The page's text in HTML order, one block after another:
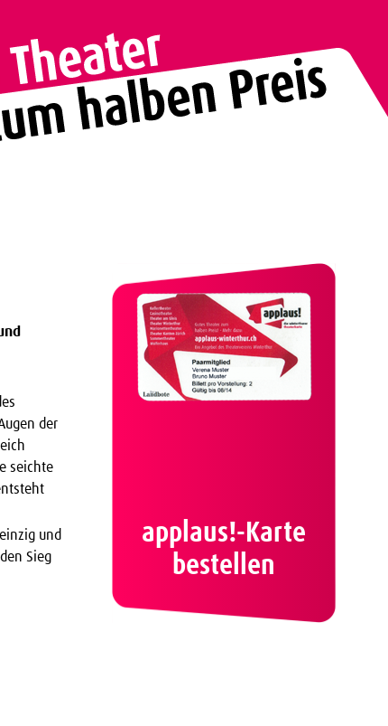
der
seichte
und
Sieg
applaus!-Karte
bestellen